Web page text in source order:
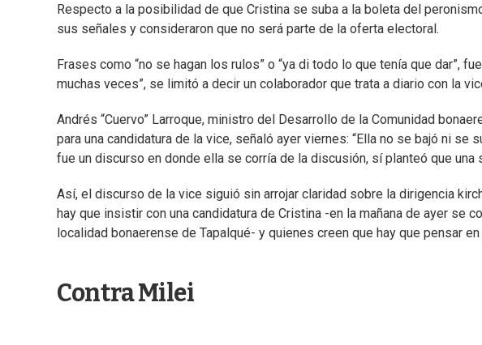
Respecto a la posibilidad de que Cristina se suba a la boleta del
sus señales y consideraron que no será parte de la oferta electoral.
Frases como “no se hagan los rulos” o “ya di todo lo que tenía que dar”,
muchas veces”, se limitó a decir un colaborador que trata a diario con la
Andrés “Cuervo” Larroque, ministro del Desarrollo de la Comunidad
para una candidatura de la vice, señaló ayer viernes: “Ella no se bajó ni
fue un discurso en donde ella se corría de la discusión, sí planteó que una
Así, el discurso de la vice siguió sin arrojar claridad sobre la dirigencia
hay que insistir con una candidatura de Cristina -en la mañana de ayer se
localidad bonaerense de Tapalqué- y quienes creen que hay que pensar
Contra Milei